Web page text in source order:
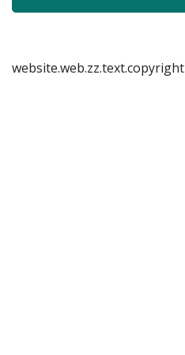
website.web.zz.text.copyright